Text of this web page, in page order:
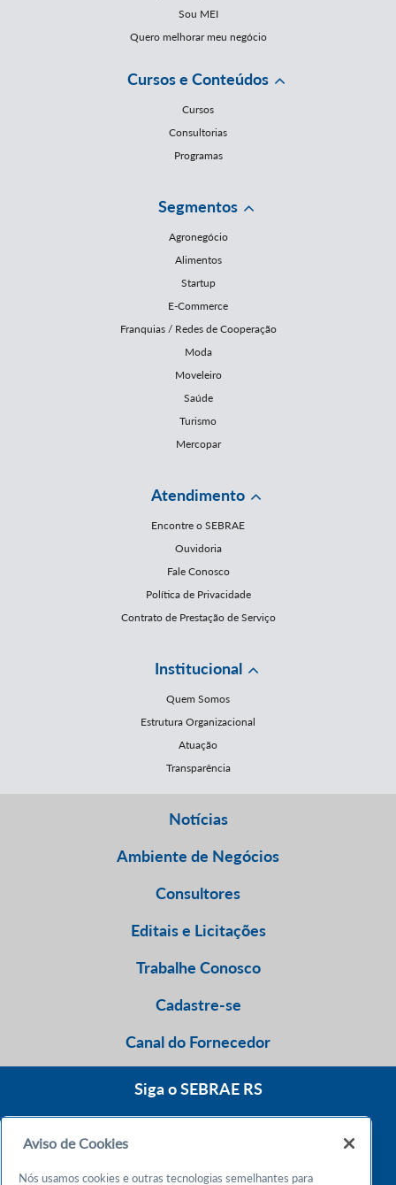
Sou MEI
Quero melhorar meu negócio
Cursos e Conteúdos
Cursos
Consultorias
Programas
Segmentos
Agronegócio
Alimentos
Startup
E-Commerce
Franquias / Redes de Cooperação
Moda
Moveleiro
Saúde
Turismo
Mercopar
Atendimento
Encontre o SEBRAE
Ouvidoria
Fale Conosco
Política de Privacidade
Contrato de Prestação de Serviço
Institucional
Quem Somos
Estrutura Organizacional
Atuação
Transparência
Notícias
Ambiente de Negócios
Consultores
Editais e Licitações
Trabalhe Conosco
Cadastre-se
Canal do Fornecedor
Siga o SEBRAE RS
Aviso de Cookies
Nós usamos cookies e outras tecnologias semelhantes para